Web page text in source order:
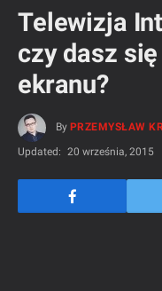
Telewizja
czy dasz
ekranu?
By PRZEMYSŁAW
Updated: 20 września, 2015